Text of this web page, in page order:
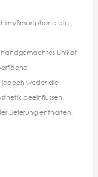
Smartphone etc.,
handgemachtes Unikat
jedoch weder die
beeinflussen.
Lieferung enthalten.